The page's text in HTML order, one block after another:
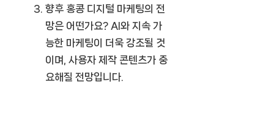
향후 홍콩 디지털 마케팅의 전
망은 어떤가요? AI와 지속 가
능한 마케팅이 더욱 강조될 것
이며, 사용자 제작 콘텐츠가 중
요해질 전망입니다.